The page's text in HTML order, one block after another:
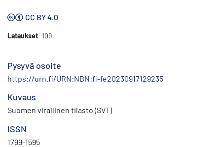
CC BY 4.0
Lataukset 109
Pysyvä osoite
https://urn.fi/URN:NBN:fi-fe20230917129235
Kuvaus
Suomen virallinen tilasto (SVT)
ISSN
1799-1595